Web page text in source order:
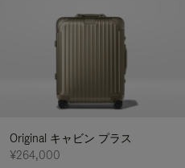
Original キャビン プラス
¥264,000